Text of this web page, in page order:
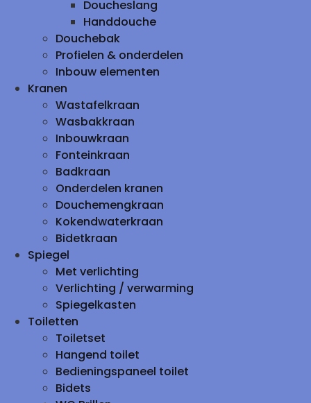
Doucheslang
Handdouche
Douchebak
Profielen & onderdelen
Inbouw elementen
Kranen
Wastafelkraan
Wasbakkraan
Inbouwkraan
Fonteinkraan
Badkraan
Onderdelen kranen
Douchemengkraan
Kokendwaterkraan
Bidetkraan
Spiegel
Met verlichting
Verlichting / verwarming
Spiegelkasten
Toiletten
Toiletset
Hangend toilet
Bedieningspaneel toilet
Bidets